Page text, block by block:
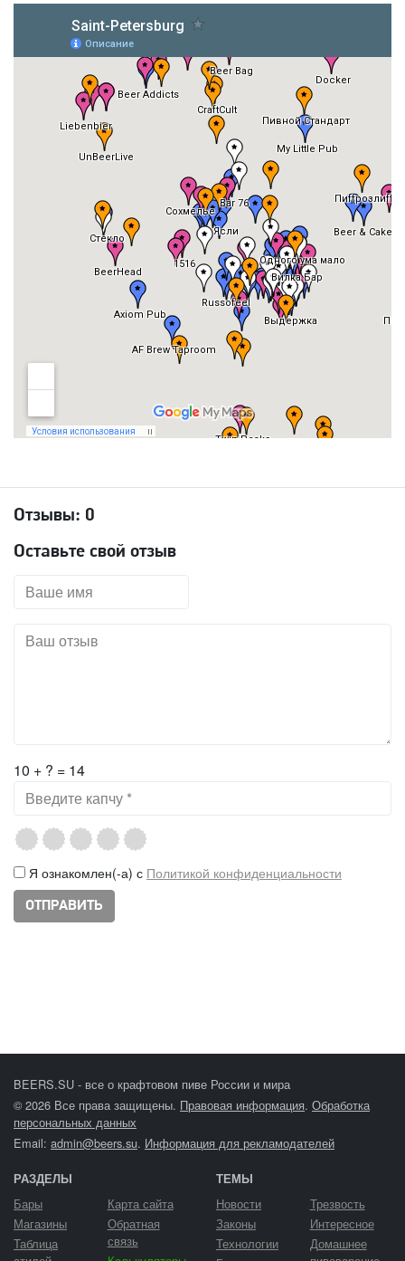
Отзывы: 0
Оставьте свой отзыв
10 + ? = 14
Я ознакомлен(-а) с Политикой конфиденциальности
BEERS.SU - все о крафтовом пиве России и мира
© 2026 Все права защищены. Правовая информация. Обработка
персональных данных
Email: admin@beers.su. Информация для рекламодателей
РАЗДЕЛЫ
Бары
Магазины
Таблица
Карта сайта
Обратная
связь
ТЕМЫ
Новости
Законы
Технологии
Трезвость
Интересное
Домашнее